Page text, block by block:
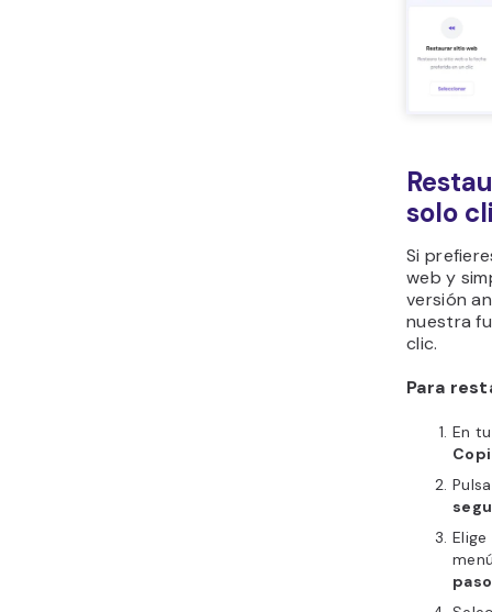
solo
Si
web y
versión
nuestra
clic.
Para
En
paso